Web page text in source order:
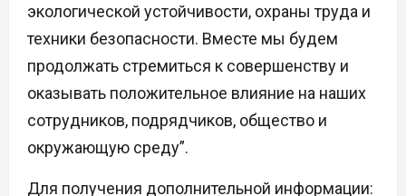
экологической устойчивости, охраны труда и
техники безопасности. Вместе мы будем
продолжать стремиться к совершенству и
оказывать положительное влияние на наших
сотрудников, подрядчиков, общество и
окружающую среду”.
Для получения дополнительной информации: